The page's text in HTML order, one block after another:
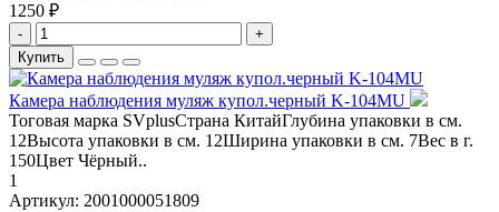
1250 ₽
-
+
Купить
Камера наблюдения муляж купол.черный K-104MU
Тоговая марка SVplusСтрана КитайГлубина упаковки в см.
12Высота упаковки в см. 12Ширина упаковки в см. 7Вес в г.
150Цвет Чёрный..
1
Артикул: 2001000051809